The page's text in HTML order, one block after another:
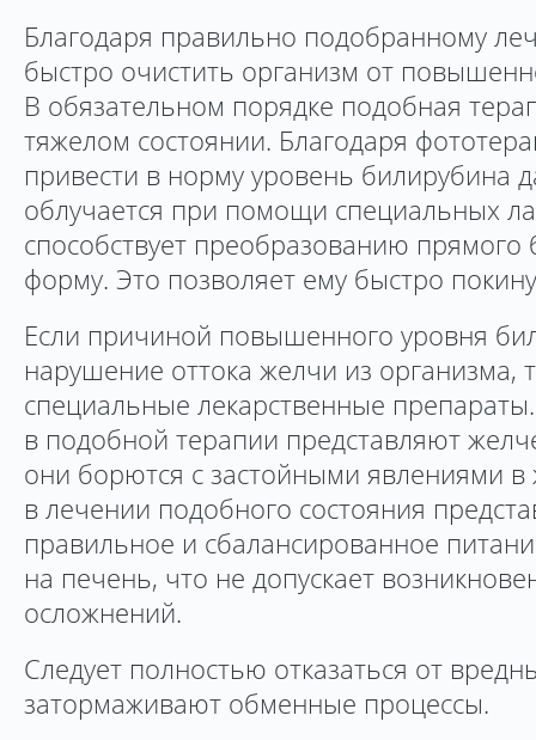
Благодаря правильно подобранному
быстро очистить организм от
В обязательном порядке подобная
тяжелом состоянии. Благодаря
привести в норму уровень билирубина
облучается при помощи специальных
способствует преобразованию
форму. Это позволяет ему быстро
Если причиной повышенного уровня
нарушение оттока желчи из организма,
специальные лекарственные
в подобной терапии представляют
они борются с застойными явлениями
в лечении подобного состояния
правильное и сбалансированное
на печень, что не допускает
осложнений.
Следует полностью отказаться от
затормаживают обменные процессы.